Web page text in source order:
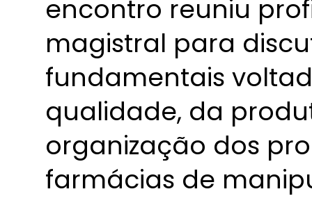
encontro reuniu
magistral para
fundamentais
qualidade, da
organização dos
farmácias de